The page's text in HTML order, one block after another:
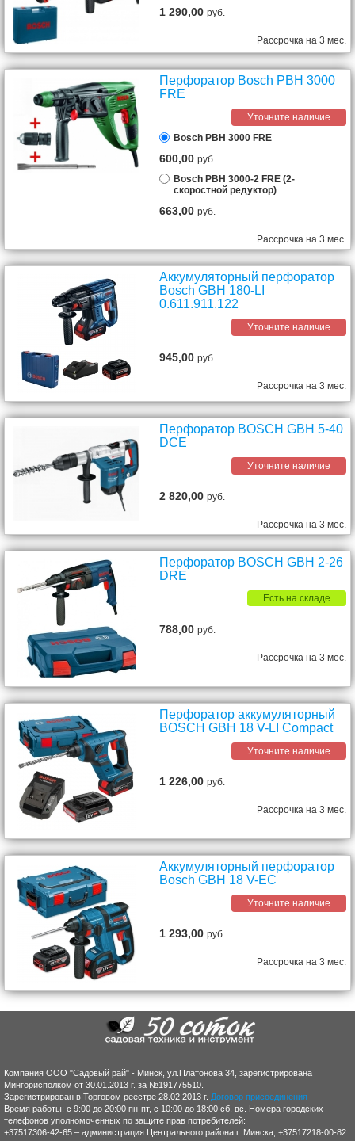
1 290,00руб.
Рассрочка на 3 мес.
Перфоратор Bosch PBH 3000
FRE
Уточните наличие
Bosch PBH 3000 FRE
600,00руб.
Bosch PBH 3000-2 FRE (2-
скоростной редуктор)
663,00руб.
Рассрочка на 3 мес.
Аккумуляторный перфоратор
Bosch GBH 180-LI
0.611.911.122
Уточните наличие
945,00руб.
Рассрочка на 3 мес.
Перфоратор BOSCH GBH 5-40
DCE
Уточните наличие
2 820,00руб.
Рассрочка на 3 мес.
Перфоратор BOSCH GBH 2-26
DRE
Есть на складе
788,00руб.
Рассрочка на 3 мес.
Перфоратор аккумуляторный
BOSCH GBH 18 V-LI Compact
Уточните наличие
1 226,00руб.
Рассрочка на 3 мес.
Аккумуляторный перфоратор
Bosch GBH 18 V-EC
Уточните наличие
1 293,00руб.
Рассрочка на 3 мес.
Компания ООО "Садовый рай" - Минск, ул.Платонова 34, зарегистрирована
Мингорисполком от 30.01.2013 г. за №191775510.
Зарегистрирован в Торговом реестре 28.02.2013 г. Договор присоединения
Время работы: с 9:00 до 20:00 пн-пт, с 10:00 до 18:00 сб, вс. Номера городских
телефонов уполномоченных по защите прав потребителей:
+37517306-42-65 – администрация Центрального района г. Минска; +37517218-00-82